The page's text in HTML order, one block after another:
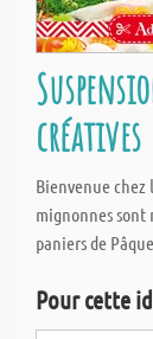
créatives
Bienvenue chez
mignonnes sont
paniers de
Pour cette